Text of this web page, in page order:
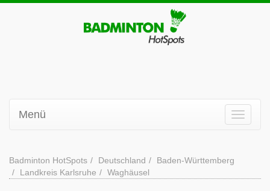
Menü
Badminton HotSpots Deutschland
Baden-Württemberg
Landkreis Karlsruhe
Waghäusel